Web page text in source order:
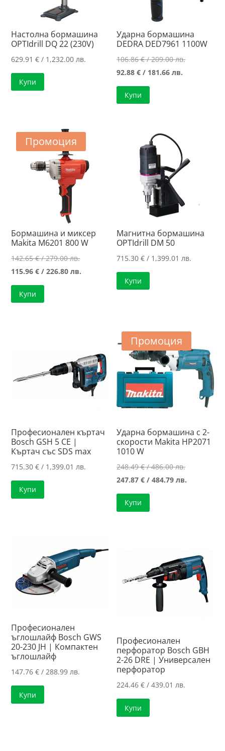
Настолна бормашина
OPTIdrill DQ 22 (230V)
629.91€ / 1,232.00 лв.
Купи
Ударна бормашина
DEDRA DED7961 1100W
106.86€/ 209.00 лв.Original
92.88€ / 181.66 лв.
Купи
Промоция
Бормашина и миксер
Makita M6201 800 W
142.65€/ 279.00 лв.Original
price
115.96€ / 226.80 лв.
Купи
Магнитна бормашина
OPTIdrill DM 50
715.30€ / 1,399.01 лв.
Купи
Професионален къртач
Bosch GSH 5 CE |
Къртач със SDS max
715.30€ / 1,399.01 лв.
Купи
Промоция
Ударна бормашина с 2-
скорости Makita HP2071
1010 W
248.49€/ 486.00 лв.Original
price
247.87€ / 484.79 лв.
Купи
Професионален
ъглошлайф Bosch GWS
20-230 JH | Компактен
ъглошлайф
147.76€ / 288.99 лв.
Купи
Професионален
перфоратор Bosch GBH
2-26 DRE | Универсален
перфоратор
224.46€ / 439.01 лв.
Купи